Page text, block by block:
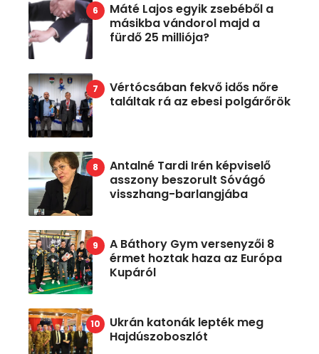
Máté Lajos egyik zsebéből a
másikba vándorol majd a
fürdő 25 milliója?
Vértócsában fekvő idős nőre
találtak rá az ebesi polgárőrök
Antalné Tardi Irén képviselő
asszony beszorult Sóvágó
visszhang-barlangjába
A Báthory Gym versenyzői 8
érmet hoztak haza az Európa
Kupáról
Ukrán katonák lepték meg
Hajdúszoboszlót